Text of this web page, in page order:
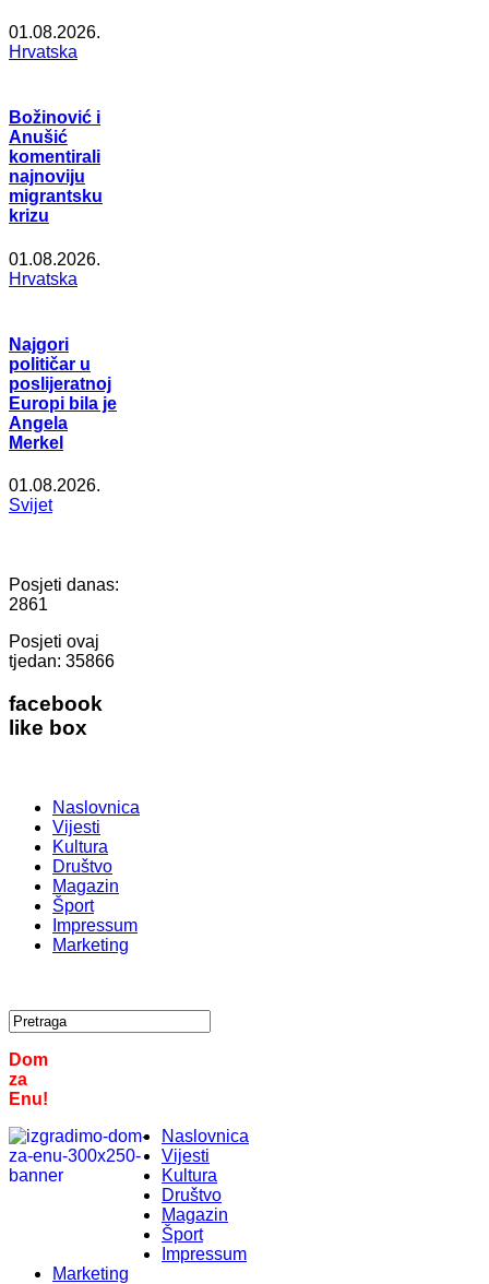
01.08.2026.
Hrvatska
Božinović i
Anušić
komentirali
najnoviju
migrantsku
krizu
01.08.2026.
Hrvatska
Najgori
političar u
poslijeratnoj
Europi bila je
Angela
Merkel
01.08.2026.
Svijet
Posjeti danas:
2861
Posjeti ovaj
tjedan: 35866
facebook
like box
Naslovnica
Vijesti
Kultura
Društvo
Magazin
Šport
Impressum
Marketing
Dom
za
Enu!
Naslovnica
Vijesti
Kultura
Društvo
Magazin
Šport
Impressum
Marketing